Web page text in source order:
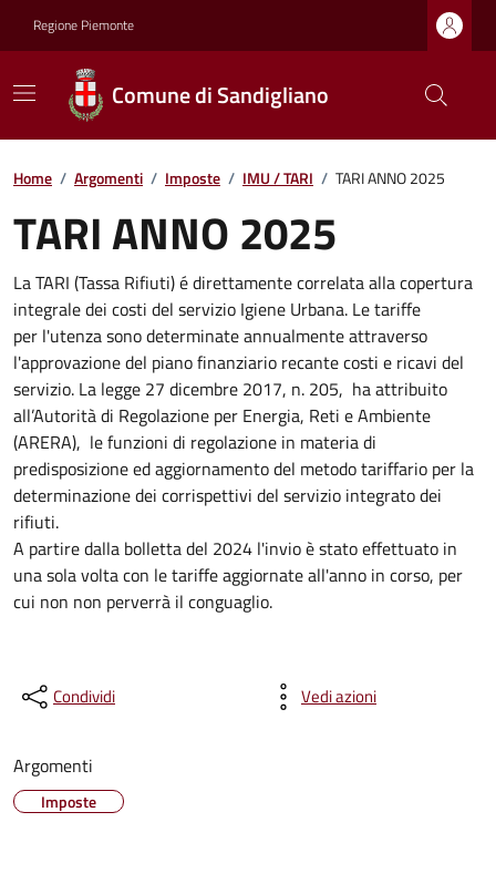
Regione Piemonte
Comune di Sandigliano
Home / Argomenti / Imposte / IMU / TARI / TARI ANNO 2025
TARI ANNO 2025
La TARI (Tassa Rifiuti) é direttamente correlata alla copertura
integrale dei costi del servizio Igiene Urbana. Le tariffe
per l'utenza sono determinate annualmente attraverso
l'approvazione del piano finanziario recante costi e ricavi del
servizio. La legge 27 dicembre 2017, n. 205, ha attribuito
all’Autorità di Regolazione per Energia, Reti e Ambiente
(ARERA), le funzioni di regolazione in materia di
predisposizione ed aggiornamento del metodo tariffario per la
determinazione dei corrispettivi del servizio integrato dei
rifiuti.
A partire dalla bolletta del 2024 l'invio è stato effettuato in
una sola volta con le tariffe aggiornate all'anno in corso, per
cui non non perverrà il conguaglio.
Condividi Vedi azioni
Argomenti
Imposte